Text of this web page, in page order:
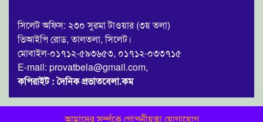
সিলেট অফিস: ২৩০ সুরমা টাওয়ার (৩য় তলা)
ভিআইপি রোড, তালতলা, সিলেট।
মোবাইল-০১৭১২-৫৯৩৬৫৩, ০১৭১২-০৩৩৭১৫
E-mail: provatbela@gmail.com,
কপিরাইট : দৈনিক প্রভাতবেলা.কম
আমাদের সর্ম্পকেগোপনীয়তাযোগাযোগ